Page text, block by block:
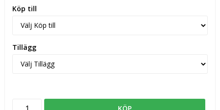
Köp till
Tillägg